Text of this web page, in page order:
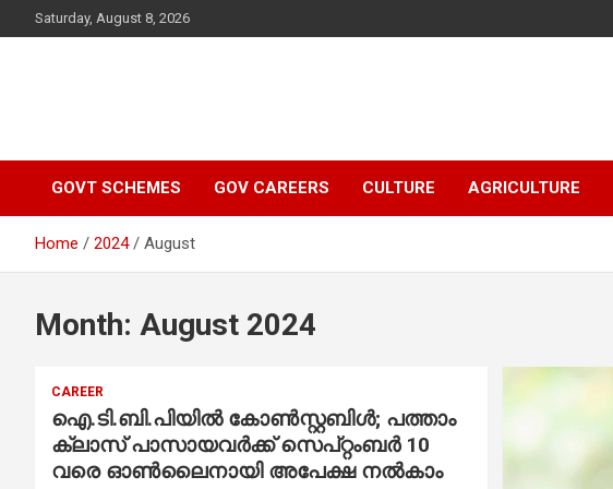
to
Saturday, August 8, 2026
Sarkardaily : Breaking
News | Latest
Malayalam News |
Latest English News
India. Politics News Events. Sports News. Movie News. Lifestyle
News.
GOVT SCHEMES GOV CAREERS CULTURE AGRICULTURE
Home 2024 August
Month: August 2024
CAREER
ഐ.ടി.ബി.പിയില്‍ കോണ്‍സ്റ്റബിള്‍; പത്താം
ക്ലാസ് പാസായവർക്ക് സെപ്റ്റംബര്‍ 10
വരെ ഓണ്‍ലൈനായി അപേക്ഷ നല്‍കാം